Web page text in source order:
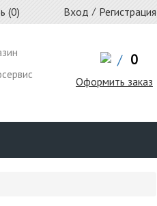
(0) Вход / Регистрация
/ 0
Оформить заказ